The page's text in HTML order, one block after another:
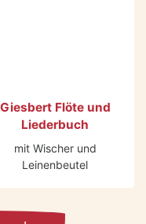
Giesbert Flöte und
Liederbuch
mit Wischer und
Leinenbeutel